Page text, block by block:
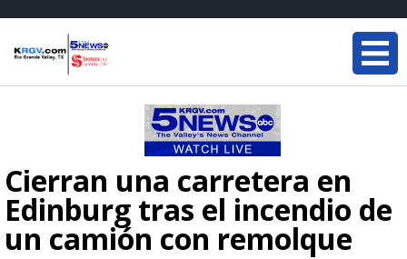
Cierran una carretera en
Edinburg tras el incendio de
un camión con remolque